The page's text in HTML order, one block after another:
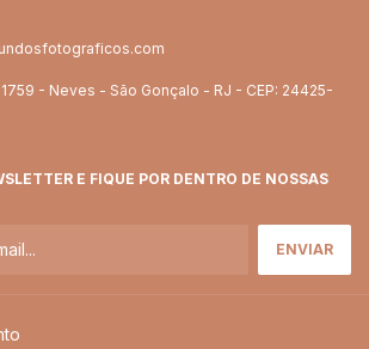
- Neves - São Gonçalo - RJ - CEP: 24425-
E FIQUE POR DENTRO DE NOSSAS